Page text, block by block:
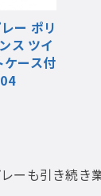
ー ポリ
ス ツイ
ケース付
ーも引き続き